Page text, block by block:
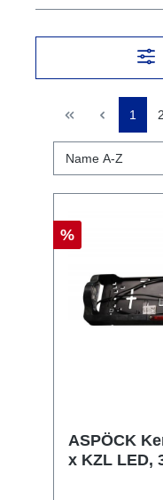
1 2
%
ASPÖCK
x KZL LED,